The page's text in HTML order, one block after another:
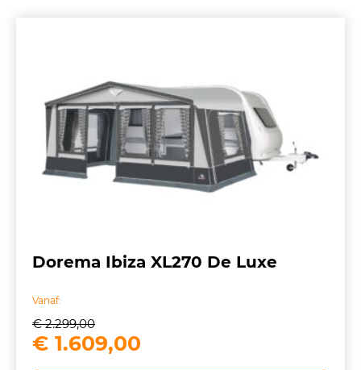
Dorema Ibiza XL270 De Luxe
Vanaf:
€2.299,00
Oorspronkelijke
€ 1.609,00